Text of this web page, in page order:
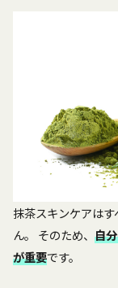
抹茶スキンケアは
ん。 そのため、 自
が重要です。